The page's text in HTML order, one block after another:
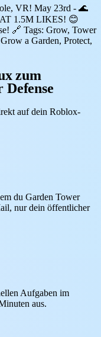
VR! May 23rd - 🌊
1.5M LIKES! 😊
🔗 Tags: Grow, Tower
a Garden, Protect,
zum
Defense
auf dein Roblox-
du Garden Tower
nur dein öffentlicher
Aufgaben im
aus.